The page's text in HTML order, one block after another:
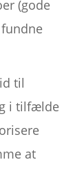
(gode
til
i tilfælde
at